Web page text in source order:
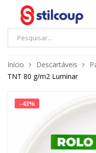
Início Descartáveis
TNT 80 g/m2 Luminar
-43%